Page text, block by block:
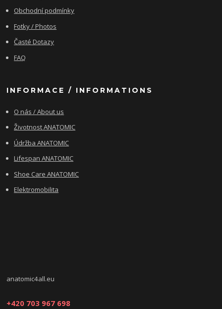
Obchodní podmínky
Fotky / Photos
Časté Dotazy
FAQ
INFORMACE / INFORMATIONS
O nás / About us
Životnost ANATOMIC
Údržba ANATOMIC
Lifespan ANATOMIC
Shoe Care ANATOMIC
Elektromobilita
anatomic4all.eu
+420 703 967 698